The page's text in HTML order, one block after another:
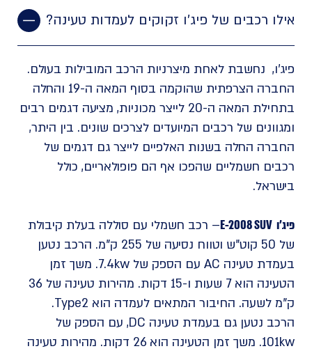
אילו רכבים של פיג'ו זקוקים לעמדות טעינה?
פיג'ו, נחשבת לאחת מיצרניות הרכב המובילות בעולם.
החברה הצרפתית שהוקמה בסוף המאה ה-19 והחלה
בתחילת המאה ה-20 לייצר מכוניות, מציעה דגמים רבים
ומגוונים של רכבים המיועדים לצרכים שונים. בין היתר,
החברה החלה בשנות האלפיים לייצר גם דגמים של
רכבים חשמליים שהפכו אף הם פופולאריים, כולל
בישראל.
פיג'ו E-2008 SUV
– רכב חשמלי עם סוללה בעלת קיבולת
של 50 קוט"ש וטווח נסיעה של 255 ק"מ. הרכב נטען
בעמדת טעינה AC עם הספק של 7.4kw. משך זמן
הטעינה הוא 7 שעות ו-15 דקות. מהירות טעינה של 36
ק"מ לשעה. החיבור המתאים לעמדה הוא Type2.
הרכב נטען גם בעמדת טעינה DC, עם הספק של
101kw. משך זמן הטעינה הוא 26 דקות. מהירות טעינה